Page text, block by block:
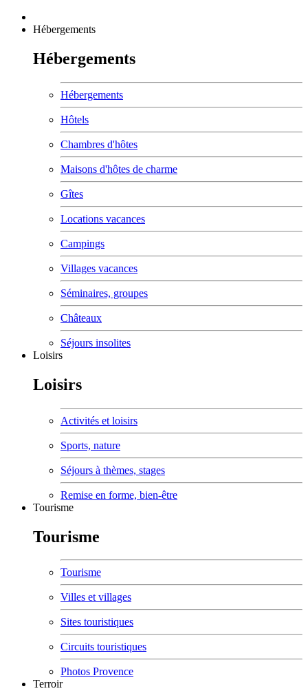
Hébergements
Hébergements
Hébergements
Hôtels
Chambres d'hôtes
Maisons d'hôtes de charme
Gîtes
Locations vacances
Campings
Villages vacances
Séminaires, groupes
Châteaux
Séjours insolites
Loisirs
Loisirs
Activités et loisirs
Sports, nature
Séjours à thèmes, stages
Remise en forme, bien-être
Tourisme
Tourisme
Tourisme
Villes et villages
Sites touristiques
Circuits touristiques
Photos Provence
Terroir